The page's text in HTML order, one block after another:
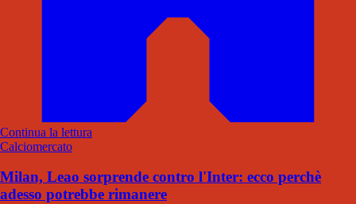
Continua la lettura
Calciomercato
Milan, Leao sorprende contro l'Inter: ecco perchè
adesso potrebbe rimanere